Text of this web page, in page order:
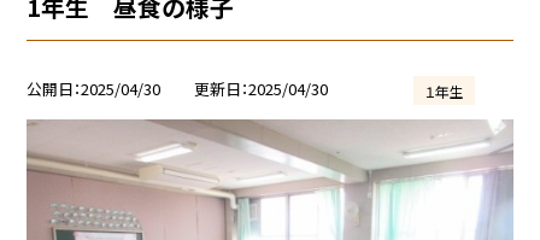
公開日 2025/04/30 更新日 2025/04/30 １年生